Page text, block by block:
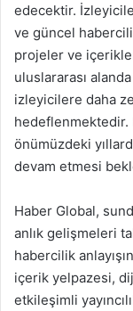
edecektir.
ve güncel
projeler ve
uluslararası
izleyicilere daha
hedeflenmektedir.
önümüzdeki
devam etmesi
Haber Global,
anlık gelişmeleri
habercilik
içerik yelpazesi,
etkileşimli